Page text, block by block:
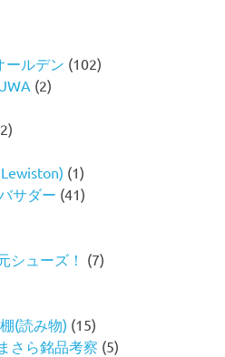
ールデン (102)
(2)
Lewiston) (1)
サダー (41)
シューズ！ (7)
(読み物) (15)
さら銘品考察 (5)